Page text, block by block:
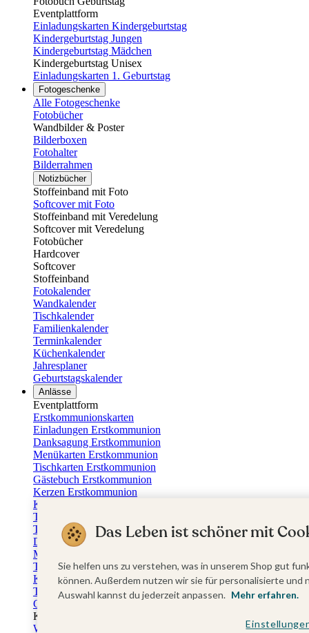
Eventplattform
Einladungskarten Kindergeburtstag
Kindergeburtstag Jungen
Kindergeburtstag Mädchen
Kindergeburtstag Unisex
Einladungskarten 1. Geburtstag
Fotogeschenke
Alle Fotogeschenke
Fotobücher
Wandbilder & Poster
Bilderboxen
Fotohalter
Bilderrahmen
Notizbücher
Stoffeinband mit Foto
Softcover mit Foto
Stoffeinband mit Veredelung
Softcover mit Veredelung
Fotobücher
Hardcover
Softcover
Stoffeinband
Fotokalender
Wandkalender
Tischkalender
Familienkalender
Terminkalender
Küchenkalender
Jahresplaner
Geburtstagskalender
Anlässe
Eventplattform
Erstkommunionskarten
Einladungen Erstkommunion
Danksagung Erstkommunion
Menükarten Erstkommunion
Tischkarten Erstkommunion
Gästebuch Erstkommunion
Kerzen Erstkommunion
Kartenbox Erstkommunion
Taufkarten
Taufeinladungen
Dankeskarten Taufe
Menükarten Taufe
Tischkarten Taufe
Kirchenheft Taufe
Taufkerzen
Gästebuch Taufe
Kartenbox Taufe
Willkommensschilder Taufe
Das Leben ist schöner mit
Sie helfen uns zu verstehen, was in unserem Shop gut
können. Außerdem nutzen wir sie für personalisierte
Auswahl kannst du jederzeit anpassen. Mehr erfahren.